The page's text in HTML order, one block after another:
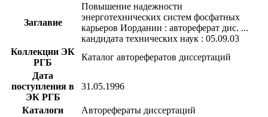
Заглавие
Повышение надежности
энерготехнических систем фосфатных
карьеров Иордании : автореферат дис. ...
кандидата технических наук : 05.09.03
Коллекции ЭК
РГБ
Каталог авторефератов диссертаций
Дата
поступления в
ЭК РГБ
31.05.1996
Каталоги
Авторефераты диссертаций